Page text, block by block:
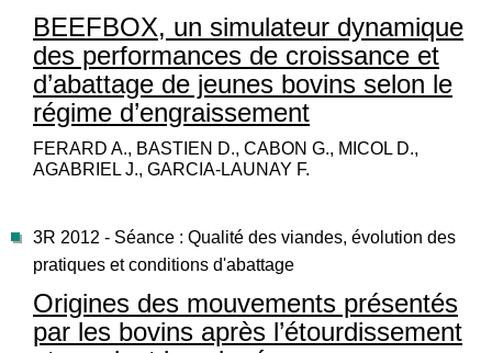
BEEFBOX, un simulateur dynamique
des performances de croissance et
d’abattage de jeunes bovins selon le
régime d’engraissement
FERARD A., BASTIEN D., CABON G., MICOL D.,
AGABRIEL J., GARCIA-LAUNAY F.
3R 2012 - Séance : Qualité des viandes, évolution des
pratiques et conditions d'abattage
Origines des mouvements présentés
par les bovins après l’étourdissement